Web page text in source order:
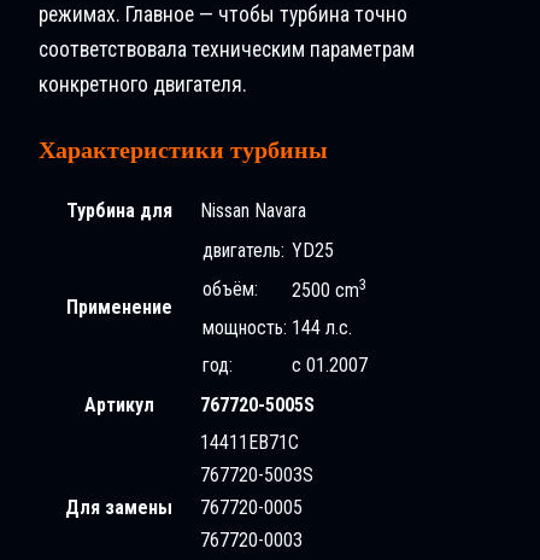
режимах. Главное — чтобы турбина точно
соответствовала техническим параметрам
конкретного двигателя.
Характеристики турбины
Турбина для Nissan Navara
Применение
двигатель: YD25
объём:
2500 cm3
мощность: 144 л.с.
год:
с 01.2007
Артикул
767720-5005S
Для замены
14411EB71C
767720-5003S
767720-0005
767720-0003